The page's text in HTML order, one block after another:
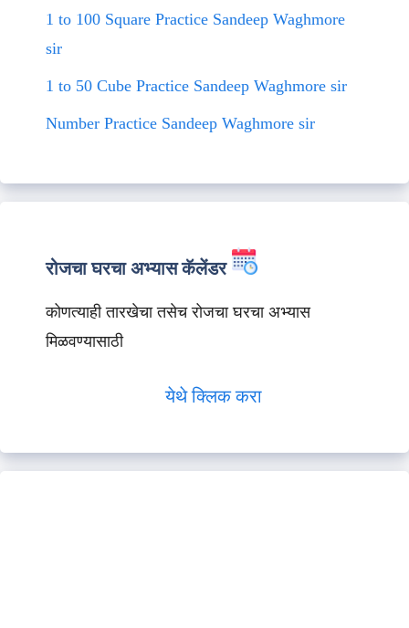
1 to 100 Square Practice Sandeep Waghmore
sir
1 to 50 Cube Practice Sandeep Waghmore sir
Number Practice Sandeep Waghmore sir
रोजचा घरचा अभ्यास कॅलेंडर
कोणत्याही तारखेचा तसेच रोजचा घरचा अभ्यास
मिळवण्यासाठी
येथे क्लिक करा